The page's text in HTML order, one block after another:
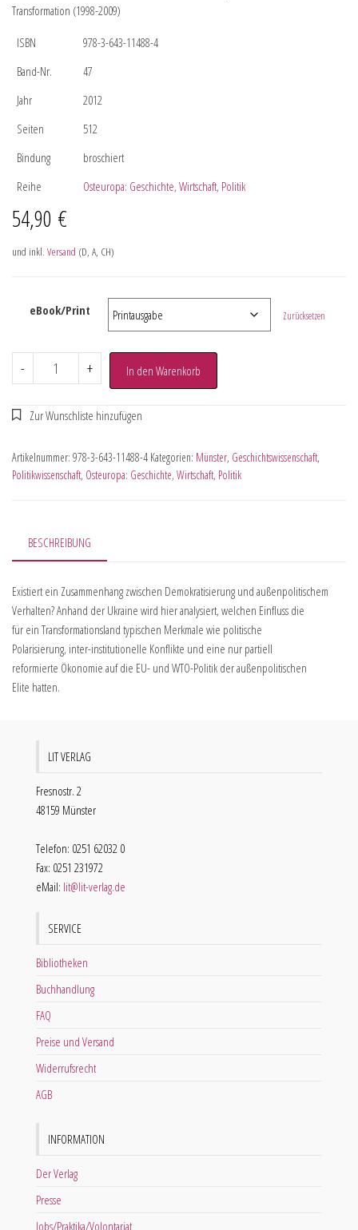
Transformation (1998-2009)
ISBN
978-3-643-11488-4
Band-Nr.
47
Jahr
2012
Seiten
512
Bindung
broschiert
Reihe
Osteuropa: Geschichte, Wirtschaft, Politik
54,90 €
und inkl. Versand (D, A, CH)
eBook/Print Zurücksetzen
- + In den Warenkorb
Artikelnummer: 978-3-643-11488-4 Kategorien: Münster, Geschichtswissenschaft,
Politikwissenschaft, Osteuropa: Geschichte, Wirtschaft, Politik
BESCHREIBUNG
Existiert ein Zusammenhang zwischen Demokratisierung und außenpolitischem
Verhalten? Anhand der Ukraine wird hier analysiert, welchen Einfluss die
für ein Transformationsland typischen Merkmale wie politische
Polarisierung, inter-institutionelle Konflikte und eine nur partiell
reformierte Ökonomie auf die EU- und WTO-Politik der außenpolitischen
Elite hatten.
LIT VERLAG
Fresnostr. 2
48159 Münster
Telefon: 0251 62032 0
Fax: 0251 231972
eMail: lit@lit-verlag.de
SERVICE
Bibliotheken
Buchhandlung
FAQ
Preise und Versand
Widerrufsrecht
AGB
INFORMATION
Der Verlag
Presse
Jobs/Praktika/Volontariat